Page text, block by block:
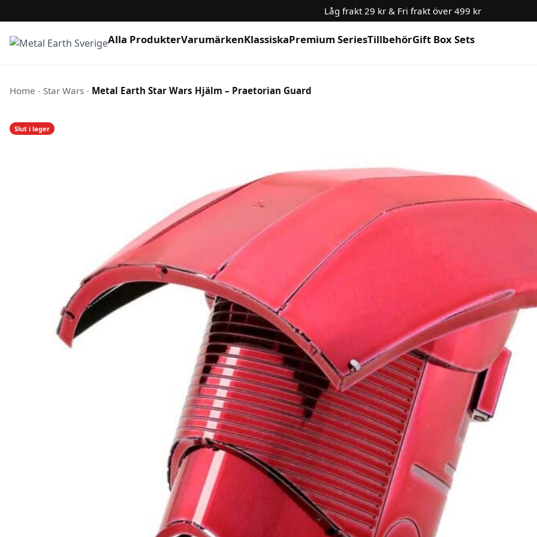
Hoppa till innehåll
Låg frakt 29 kr & Fri frakt över 499 kr
Alla ProdukterVarumärkenKlassiskaPremium SeriesTillbehörGift Box Sets
Home - Star Wars - Metal Earth Star Wars Hjälm – Praetorian Guard
Slut i lager